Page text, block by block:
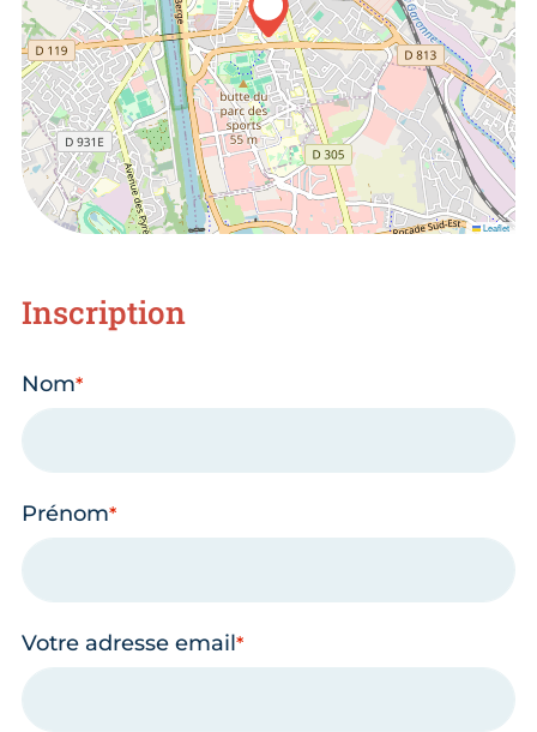
Leaflet
Inscription
Nom
Prénom
Votre adresse email